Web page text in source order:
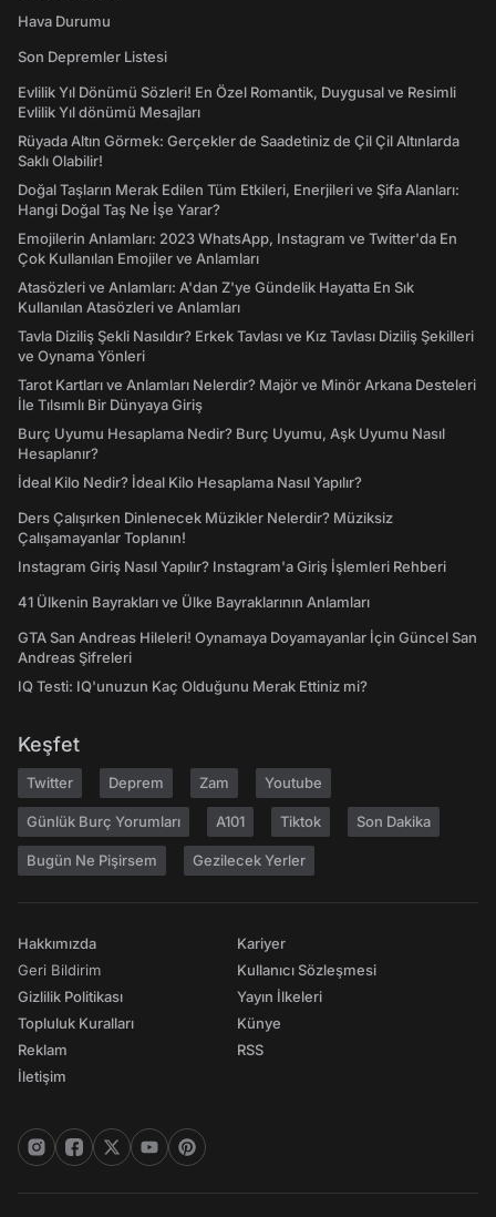
Hava Durumu
Son Depremler Listesi
Evlilik Yıl Dönümü Sözleri! En Özel Romantik, Duygusal ve Resimli
Evlilik Yıl dönümü Mesajları
Rüyada Altın Görmek: Gerçekler de Saadetiniz de Çil Çil Altınlarda
Saklı Olabilir!
Doğal Taşların Merak Edilen Tüm Etkileri, Enerjileri ve Şifa Alanları:
Hangi Doğal Taş Ne İşe Yarar?
Emojilerin Anlamları: 2023 WhatsApp, Instagram ve Twitter'da En
Çok Kullanılan Emojiler ve Anlamları
Atasözleri ve Anlamları: A'dan Z'ye Gündelik Hayatta En Sık
Kullanılan Atasözleri ve Anlamları
Tavla Diziliş Şekli Nasıldır? Erkek Tavlası ve Kız Tavlası Diziliş Şekilleri
ve Oynama Yönleri
Tarot Kartları ve Anlamları Nelerdir? Majör ve Minör Arkana Desteleri
İle Tılsımlı Bir Dünyaya Giriş
Burç Uyumu Hesaplama Nedir? Burç Uyumu, Aşk Uyumu Nasıl
Hesaplanır?
İdeal Kilo Nedir? İdeal Kilo Hesaplama Nasıl Yapılır?
Ders Çalışırken Dinlenecek Müzikler Nelerdir? Müziksiz
Çalışamayanlar Toplanın!
Instagram Giriş Nasıl Yapılır? Instagram'a Giriş İşlemleri Rehberi
41 Ülkenin Bayrakları ve Ülke Bayraklarının Anlamları
GTA San Andreas Hileleri! Oynamaya Doyamayanlar İçin Güncel San
Andreas Şifreleri
IQ Testi: IQ'unuzun Kaç Olduğunu Merak Ettiniz mi?
Keşfet
Twitter Deprem Zam Youtube
Günlük Burç Yorumları A101 Tiktok Son Dakika
Bugün Ne Pişirsem Gezilecek Yerler
Hakkımızda
Geri Bildirim
Gizlilik Politikası
Topluluk Kuralları
Reklam
İletişim
Kariyer
Kullanıcı Sözleşmesi
Yayın İlkeleri
Künye
RSS